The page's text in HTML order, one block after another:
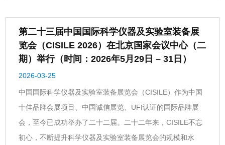
第二十三届中国国际科学仪器及实验室装备展
览会（CISILE 2026）在北京国家会议中心（二
期）举行（时间：2026年5月29日 – 31日）
2026-03-25
中国国际科学仪器及实验室装备展览会（CISILE）作为中国
十佳品牌会展项目、中国诚信展览、UFI认证的国际品牌展
会，至今已成功举办了二十二届。二十二年来，CISILE不忘
初心，不断提升科学仪器及实验室装备展览会的规模和水